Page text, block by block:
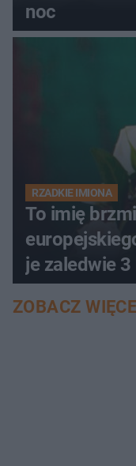
noc
RZADKIE IMIONA
To imię
je zaledwie
ZOBACZ